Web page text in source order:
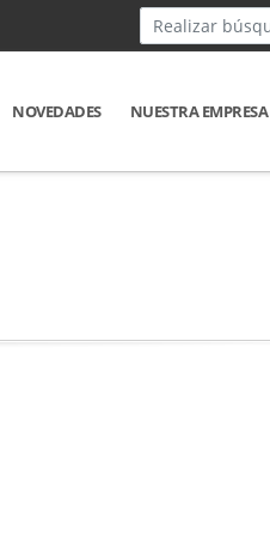
NOVEDADES NUESTRA EMPRESA